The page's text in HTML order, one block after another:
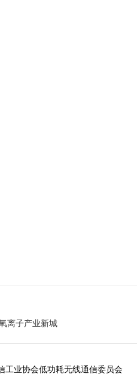
离子产业新城
工业协会低功耗无线通信委员会